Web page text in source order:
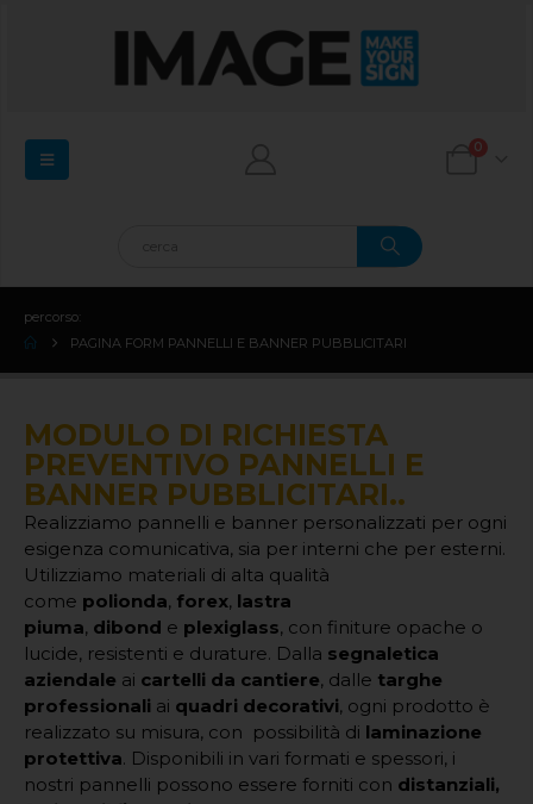
0
percorso:
PAGINA FORM PANNELLI E BANNER PUBBLICITARI
MODULO DI RICHIESTA
PREVENTIVO PANNELLI E
BANNER PUBBLICITARI..
Realizziamo pannelli e banner personalizzati per ogni
esigenza comunicativa, sia per interni che per esterni.
Utilizziamo materiali di alta qualità
come polionda, forex, lastra
piuma, dibond e plexiglass, con finiture opache o
lucide, resistenti e durature. Dalla segnaletica
aziendale ai cartelli da cantiere, dalle targhe
professionali ai quadri decorativi, ogni prodotto è
realizzato su misura, con possibilità di laminazione
protettiva. Disponibili in vari formati e spessori, i
nostri pannelli possono essere forniti con distanziali,